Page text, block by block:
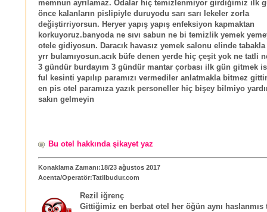
memnun ayrılamaz. Odalar hiç temizlenmiyor girdiğimiz ilk
önce kalanların pislipiyle duruyodu sarı sarı lekeler zorla
değiştirriyorsun. Heryer yapış yapış enfeksiyon kapmaktan
korkuyoruz.banyoda ne sıvı sabun ne bi temizlik yemek
otele gidiyosun. Daracık havasız yemek salonu elinde tabakla
yrr bulamıyosun.acık büfe denen yerde hiç çeşit yok ne tatli
3 gündür burdayım 3 gündür mantar çorbası ilk gün gitmek
ful kesinti yapılıp paramızı vermediler anlatmakla bitmez
en pis otel paramıza yazık personeller hiç bişey bilmiyo
sakın gelmeyin
Bu otel hakkında şikayet yaz
Konaklama Zamanı:18/23 ağustos 2017
Acenta/Operatör:Tatilbudur.com
Rezil iğrenç
Gittiğimiz en berbat otel her öğün aynı haslanmıs